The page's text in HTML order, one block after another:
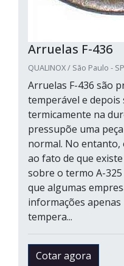
Arruelas F-436
QUALINOX / São Paulo - SP
Arruelas F-436 são
temperável e depois
termicamente na
pressupõe uma
normal. No
ao fato de que
sobre o termo A-
que algumas
informações apenas
tempera...
Cotar agora